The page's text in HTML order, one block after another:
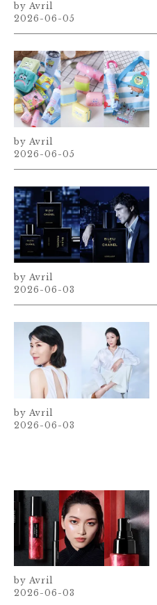
Avril
2026-06-05
Avril
2026-06-05
Avril
2026-06-03
Avril
2026-06-03
Avril
2026-06-03